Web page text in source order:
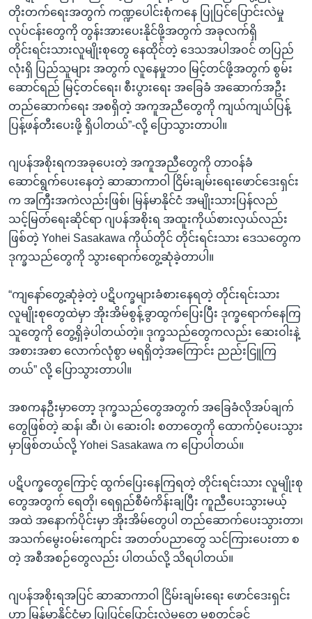
တိုးတက်ရေးအတွက် ကဏ္ဍပေါင်းစုံကနေ ပြုပြင်ပြောင်းလဲမှု
လုပ်ငန်းတွေကို တွန်းအားပေးနိုင်ဖို့အတွက် အခုလက်ရှိ
တိုင်းရင်းသားလူမျိုးစုတွေ နေထိုင်တဲ့ ဒေသအပါအဝင် တပြည်
လုံးရှိ ပြည်သူများ အတွက် လူနေမှုဘ၀ မြင့်တင်ဖို့အတွက် စွမ်း
ဆောင်ရည် မြင့်တင်ရေး၊ စီးပွားရေး အခြေခံ အဆောက်အဦး
တည်ဆောက်ရေး အစရှိတဲ့ အကူအညီတွေကို ကျယ်ကျယ်ပြန့်
ပြန့်ဖန်တီးပေးဖို့ ရှိပါတယ်”-လို့ ပြောသွားတာပါ။
ဂျပန်အစိုးရကအခုပေးတဲ့ အကူအညီတွေကို တာဝန်ခံ
ဆောင်ရွက်ပေးနေတဲ့ ဆာဆာကာဝါ ငြိမ်းချမ်းရေးဖောင်ဒေးရှင်း
က အကြီးအကဲလည်းဖြစ်၊ မြန်မာနိုင်ငံ အမျိုးသားပြန်လည်
သင့်မြတ်ရေးဆိုင်ရာ ဂျပန်အစိုးရ အထူးကိုယ်စားလှယ်လည်း
ဖြစ်တဲ့ Yohei Sasakawa ကိုယ်တိုင် တိုင်းရင်းသား ဒေသတွေက
ဒုက္ခသည်တွေကို သွားရောက်တွေ့ဆုံခဲ့တာပါ။
“ကျနော်တွေ့ဆုံခဲ့တဲ့ ပဋိပက္ခများခံစားနေရတဲ့ တိုင်းရင်းသား
လူမျိုးစုတွေထဲမှာ အိုးအိမ်စွန့်ခွာထွက်ပြေးပြီး ဒုက္ခရောက်နေကြ
သူတွေကို တွေ့ရှိခဲ့ပါတယ်တဲ့။ ဒုက္ခသည်တွေကလည်း ဆေးဝါးနဲ့
အစားအစာ လောက်လုံစွာ မရရှိတဲ့အကြောင်း ညည်းငြူကြ
တယ်” လို့ ပြောသွားတာပါ။
အစကနဦးမှာတော့ ဒုက္ခသည်တွေအတွက် အခြေခံလိုအပ်ချက်
တွေဖြစ်တဲ့ ဆန်၊ ဆီ၊ ပဲ၊ ဆေးဝါး စတာတွေကို ထောက်ပံ့ပေးသွား
မှာဖြစ်တယ်လို့ Yohei Sasakawa က ပြောပါတယ်။
ပဋိပက္ခတွေကြောင့် ထွက်ပြေးနေကြရတဲ့ တိုင်းရင်းသား လူမျိုးစု
တွေအတွက် ရေတို၊ ရေရှည်စီမံကိန်းချပြီး ကူညီပေးသွားမယ့်
အထဲ အနောက်ပိုင်းမှာ အိုးအိမ်တွေပါ တည်ဆောက်ပေးသွားတာ၊
အသက်မွေးဝမ်းကျောင်း အတတ်ပညာတွေ သင်ကြားပေးတာ စ
တဲ့ အစီအစဉ်တွေလည်း ပါတယ်လို့ သိရပါတယ်။
ဂျပန်အစိုးရအပြင် ဆာဆာကာဝါ ငြိမ်းချမ်းရေး ဖောင်ဒေးရှင်း
ဟာ မြန်မာနိုင်ငံမှာ ပြုပြင်ပြောင်းလဲမှုတွေ မစတင်ခင်